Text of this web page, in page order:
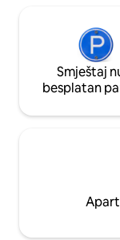
Smještaj
besplatan